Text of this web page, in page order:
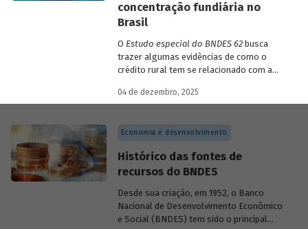
concentração fundiária no
Brasil
O Estudo especial do BNDES 62busca
trazer algumas evidências de como o
crédito rural tem se relacionado com a
papel desempenhado pelo BNDES.
04 de dezembro, 2025
Economia e desenvolvimento
Histórico das fontes de
recursos do BNDES
Desde sua criação, em 1952, o Banco
Nacional de Desenvolvimento Econômico
e Social (BNDES) tem sido o principal